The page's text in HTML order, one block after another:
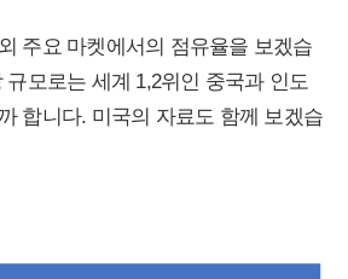
주요 마켓에서의 점유율을 보겠습
모로는 세계 1,2위인 중국과 인도
합니다. 미국의 자료도 함께 보겠습